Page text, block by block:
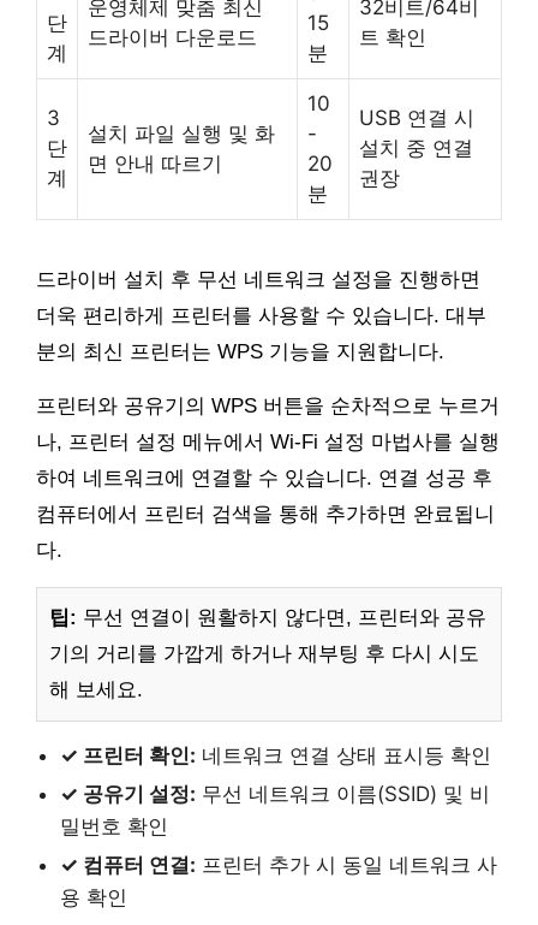
단
계
운영체제 맞춤 최신
드라이버 다운로드
15
분
32비트/64비
트 확인
3
단
계
설치 파일 실행 및 화
면 안내 따르기
10
-
20
분
USB 연결 시
설치 중 연결
권장
드라이버 설치 후 무선 네트워크 설정을 진행하면
더욱 편리하게 프린터를 사용할 수 있습니다. 대부
분의 최신 프린터는 WPS 기능을 지원합니다.
프린터와 공유기의 WPS 버튼을 순차적으로 누르거
나, 프린터 설정 메뉴에서 Wi-Fi 설정 마법사를 실행
하여 네트워크에 연결할 수 있습니다. 연결 성공 후
컴퓨터에서 프린터 검색을 통해 추가하면 완료됩니
다.
팁: 무선 연결이 원활하지 않다면, 프린터와 공유
기의 거리를 가깝게 하거나 재부팅 후 다시 시도
해 보세요.
✓ 프린터 확인: 네트워크 연결 상태 표시등 확인
✓ 공유기 설정: 무선 네트워크 이름(SSID) 및 비
밀번호 확인
✓ 컴퓨터 연결: 프린터 추가 시 동일 네트워크 사
용 확인